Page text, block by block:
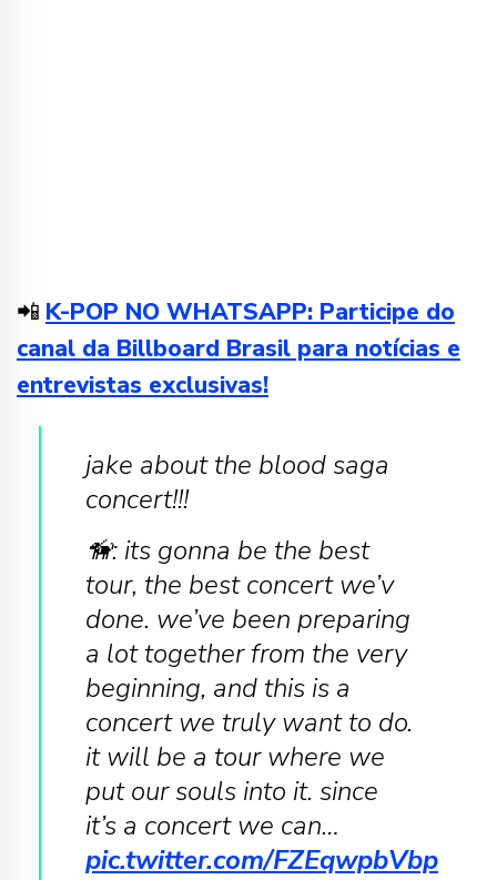
📲 K-POP NO WHATSAPP: Participe do
canal da Billboard Brasil para notícias e
entrevistas exclusivas!
jake about the blood saga
concert!!!
🦮: its gonna be the best
tour, the best concert we’v
done. we’ve been preparing
a lot together from the very
beginning, and this is a
concert we truly want to do.
it will be a tour where we
put our souls into it. since
it’s a concert we can…
pic.twitter.com/FZEqwpbVbp